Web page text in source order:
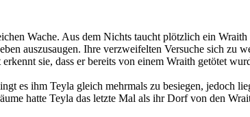
Wache. Aus dem Nichts taucht plötzlich ein Wraith
auszusaugen. Ihre verzweifelten Versuche sich zu
sie, dass er bereits von einem Wraith getötet
es ihm Teyla gleich mehrmals zu besiegen, jedoch
hatte Teyla das letzte Mal als ihr Dorf von den